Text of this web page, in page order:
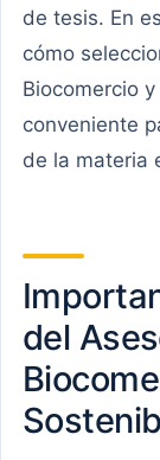
de tesis. En
cómo
Biocomercio
conveniente
de la materia
del